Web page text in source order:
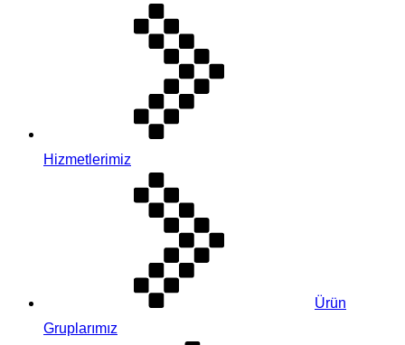
Hizmetlerimiz
Ürün
Gruplarımız